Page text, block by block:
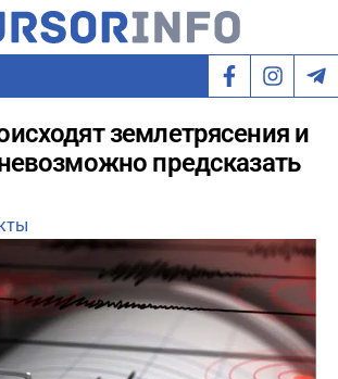
землетрясения и
предсказать